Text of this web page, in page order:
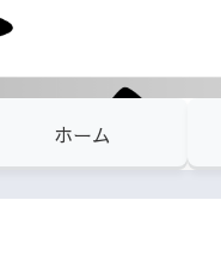
ホーム